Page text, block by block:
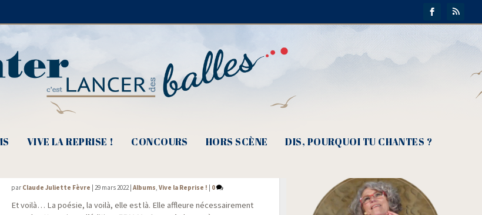
VIVE LA REPRISE ! CONCOURS HORS SCÈNE DIS, POURQUOI TU CHANTES ?
par Claude Juliette Fèvre |29 mars 2022|Albums,Vive la Reprise ! 0
Et voi­là… La poé­sie, la voi­là, elle est là. Elle affleure néces­sai­re­ment